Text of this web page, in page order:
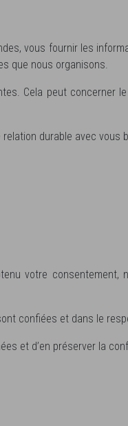
vous fournir les
que nous organisons.
Cela peut concerner
durable avec vous
votre consentement,
confiées et dans le
et d’en préserver la